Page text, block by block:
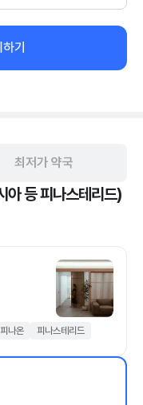
기
최저가 약국
아 등 피나스테리드)
피나온 피나스테리드